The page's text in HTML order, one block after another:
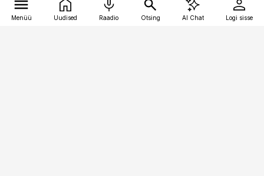
Menüü Uudised Raadio Otsing AI Chat Logi sisse